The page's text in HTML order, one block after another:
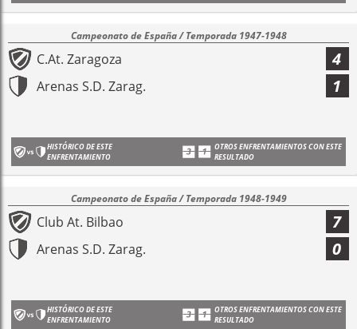
Campeonato de España / Temporada 1947-1948
C.At. Zaragoza 4
Arenas S.D. Zarag. 1
HISTÓRICO DE ESTE
ENFRENTAMIENTO
OTROS ENFRENTAMIENTOS CON ESTE
RESULTADO
Campeonato de España / Temporada 1948-1949
Club At. Bilbao 7
Arenas S.D. Zarag. 0
HISTÓRICO DE ESTE
ENFRENTAMIENTO
OTROS ENFRENTAMIENTOS CON ESTE
RESULTADO